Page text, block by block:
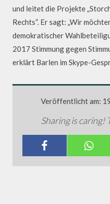
und leitet die Projekte
Rechts“. Er sagt: „Wir
demokratischer
2017 Stimmung gegen
erklärt Barlen im Skype-
Veröffentlicht am:
Sharing is caring!